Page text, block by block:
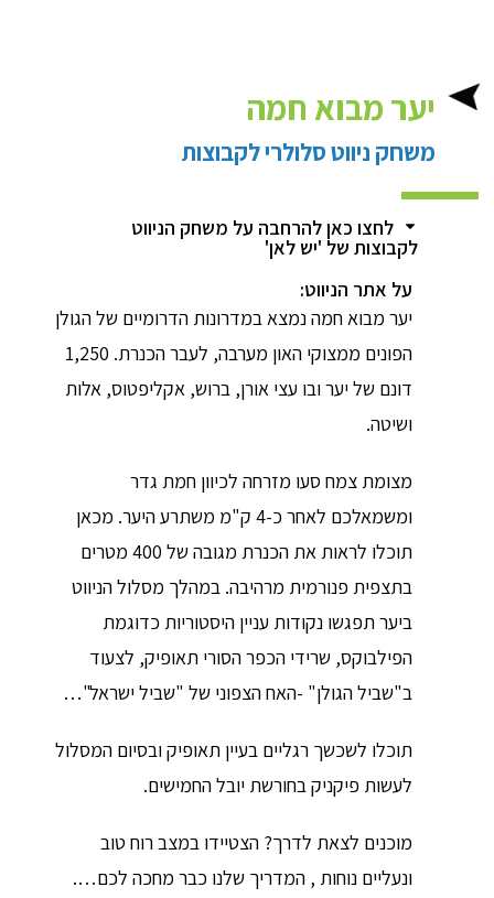
יער מבוא חמה
משחק ניווט סלולרי לקבוצות
לחצו כאן להרחבה על משחק הניווט
לקבוצות של 'יש לאן'
על אתר הניווט:
יער מבוא חמה נמצא במדרונות הדרומיים של הגולן
הפונים ממצוקי האון מערבה, לעבר הכנרת. 1,250
דונם של יער ובו עצי אורן, ברוש, אקליפטוס, אלות
ושיטה.
מצומת צמח סעו מזרחה לכיוון חמת גדר
ומשמאלכם לאחר כ-4 ק"מ משתרע היער. מכאן
תוכלו לראות את הכנרת מגובה של 400 מטרים
בתצפית פנורמית מרהיבה. במהלך מסלול הניווט
ביער תפגשו נקודות עניין היסטוריות כדוגמת
הפילבוקס, שרידי הכפר הסורי תאופיק, לצעוד
ב"שביל הגולן" -האח הצפוני של "שביל ישראל"…
תוכלו לשכשך רגליים בעיין תאופיק ובסיום המסלול
לעשות פיקניק בחורשת יובל החמישים.
מוכנים לצאת לדרך? הצטיידו במצב רוח טוב
ונעליים נוחות , המדריך שלנו כבר מחכה לכם….